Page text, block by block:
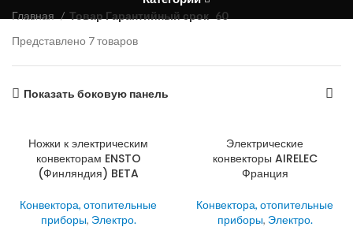
Главная Товар Гарантийный срок 60
Представлено 7 товаров
Показать боковую панель
Ножки к электрическим
конвекторам ENSTO
(Финляндия) BETA
Конвектора, отопительные
приборы, Электро.
Электрические
конвекторы AIRELEC
Франция
Конвектора, отопительные
приборы, Электро.